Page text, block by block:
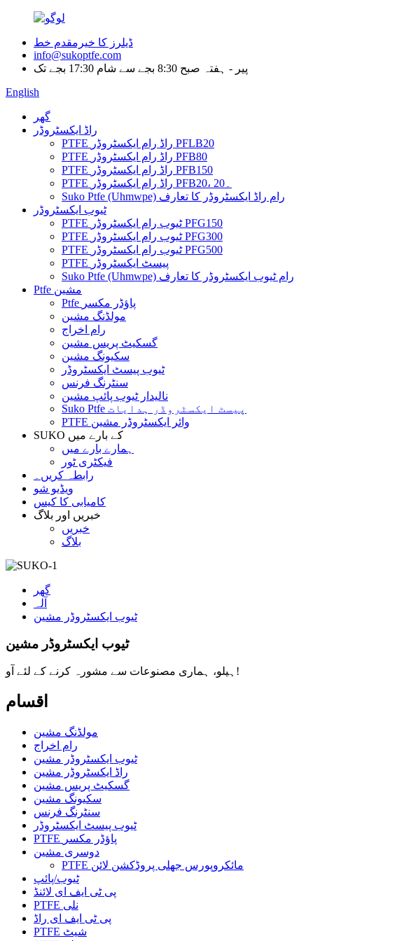
ڈیلرز کا خیرمقدم خط
info@sukoptfe.com
پیر - ہفتہ صبح 8:30 بجے سے شام 17:30 بجے تک
English
گھر
راڈ ایکسٹروڈر
PTFE راڈ رام ایکسٹروڈر PFLB20
PTFE راڈ رام ایکسٹروڈر PFB80
PTFE راڈ رام ایکسٹروڈر PFB150
Suko Ptfe (Uhmwpe) رام راڈ ایکسٹروڈر کا تعارف
ٹیوب ایکسٹروڈر
PTFE ٹیوب رام ایکسٹروڈر PFG150
PTFE ٹیوب رام ایکسٹروڈر PFG300
PTFE ٹیوب رام ایکسٹروڈر PFG500
PTFE پیسٹ ایکسٹروڈر
Suko Ptfe (Uhmwpe) رام ٹیوب ایکسٹروڈر کا تعارف
Ptfe مشین
Ptfe پاؤڈر مکسر
مولڈنگ مشین
رام اخراج
گسکیٹ پریس مشین
سکیونگ مشین
ٹیوب پیسٹ ایکسٹروڈر
سنٹرنگ فرنس
نالیدار ٹیوب پائپ مشین
Suko Ptfe پیسٹ ایکسٹروڈر ہدایات
PTFE وائر ایکسٹروڈر مشین
SUKO کے بارے میں
ہمارے بارے میں
فیکٹری ٹور
رابطہ کریں۔
ویڈیو شو
کامیابی کا کیس
خبریں اور بلاگ
خبریں
بلاگ
گھر
آلہ
ٹیوب ایکسٹروڈر مشین
ٹیوب ایکسٹروڈر مشین
ہیلو، ہماری مصنوعات سے مشورہ کرنے کے لئے آو!
اقسام
مولڈنگ مشین
رام اخراج
ٹیوب ایکسٹروڈر مشین
راڈ ایکسٹروڈر مشین
گسکیٹ پریس مشین
سکیونگ مشین
سنٹرنگ فرنس
ٹیوب پیسٹ ایکسٹروڈر
PTFE پاؤڈر مکسر
دوسری مشین
PTFE مائکروپورس جھلی پروڈکشن لائن
ٹیوب/پائپ
پی ٹی ایف ای لائنڈ
PTFE نلی
پی ٹی ایف ای راڈ
PTFE شیٹ